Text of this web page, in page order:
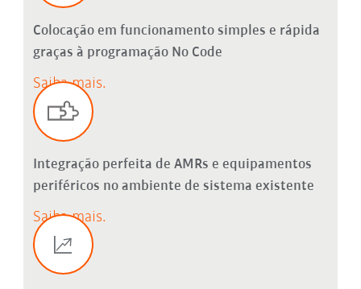
Colocação em funcionamento simples e rápida
graças à programação No Code
Saiba mais.
Integração perfeita de AMRs e equipamentos
periféricos no ambiente de sistema existente
Saiba mais.